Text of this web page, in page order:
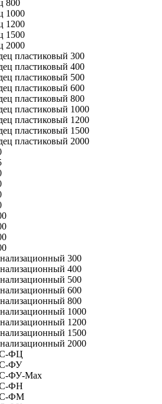
800
1000
1200
1500
2000
пластиковый 300
пластиковый 400
пластиковый 500
пластиковый 600
пластиковый 800
пластиковый 1000
пластиковый 1200
пластиковый 1500
пластиковый 2000
300
400
500
600
800
1000
1200
1500
2000
ФЦ
ФУ
ФУ-Мах
ФН
ФМ